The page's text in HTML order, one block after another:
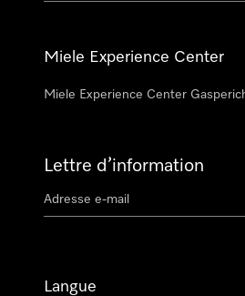
Miele Experience Center
Miele Experience Center
Lettre d’information
Langue